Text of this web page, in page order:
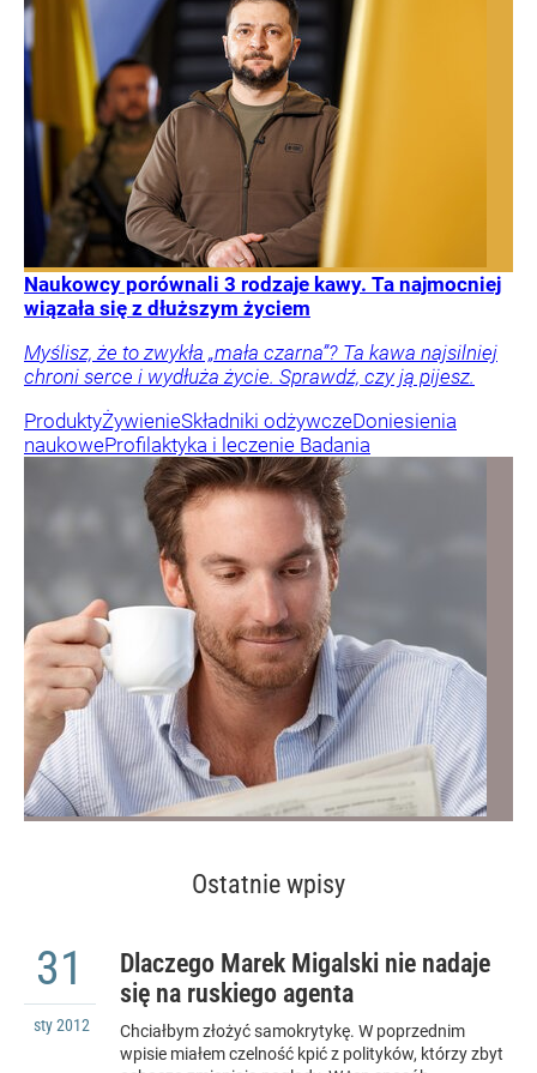
Naukowcy porównali 3 rodzaje kawy. Ta najmocniej
wiązała się z dłuższym życiem
Myślisz, że to zwykła „mała czarna”? Ta kawa najsilniej
chroni serce i wydłuża życie. Sprawdź, czy ją pijesz.
ProduktyŻywienieSkładniki odżywczeDoniesienia
naukoweProfilaktyka i leczenie Badania
Ostatnie wpisy
Dlaczego Marek Migalski nie nadaje
się na ruskiego agenta
31
sty2012
Chciałbym złożyć samokrytykę. W poprzednim
wpisie miałem czelność kpić z polityków, którzy zbyt